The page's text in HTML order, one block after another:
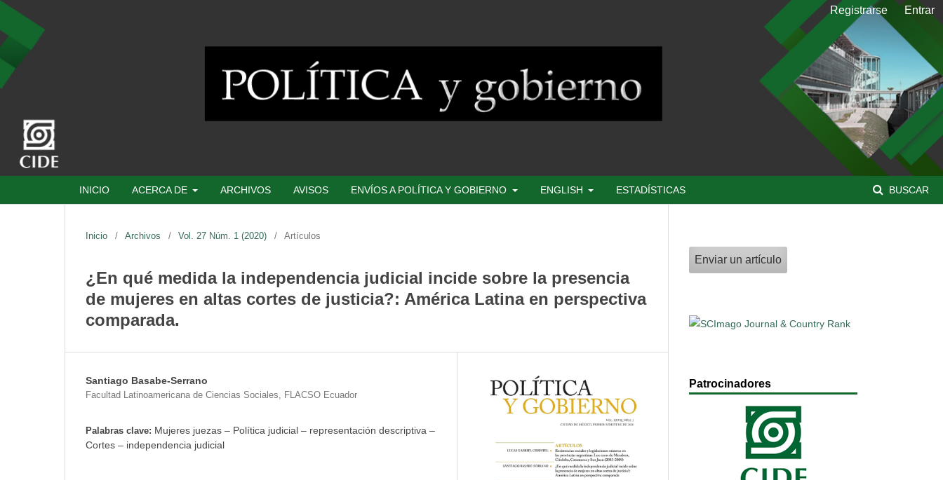
INICIO ACERCA DE ARCHIVOS AVISOS ENVÍOS A POLÍTICA Y GOBIERNO ENGLISH ESTADÍSTICAS BUSCAR
Registrarse Entrar
Inicio / Archivos / Vol. 27 Núm. 1 (2020) / Artículos
¿En qué medida la independencia judicial incide sobre la presencia
de mujeres en altas cortes de justicia?: América Latina en perspectiva
comparada.
Santiago Basabe-Serrano
Facultad Latinoamericana de Ciencias Sociales, FLACSO Ecuador
Palabras clave: Mujeres juezas – Política judicial – representación descriptiva –
Cortes – independencia judicial
Enviar un artículo
Patrocinadores